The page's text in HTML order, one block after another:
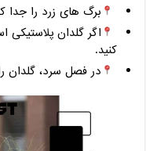
برگ‌ های زرد را جدا
اگر گلدان
کنید.
در فصل سرد، گلدان